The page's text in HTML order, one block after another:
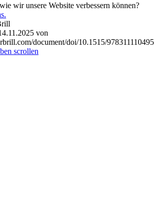
wir unsere Website verbessern können?
von
document/doi/10.1515/